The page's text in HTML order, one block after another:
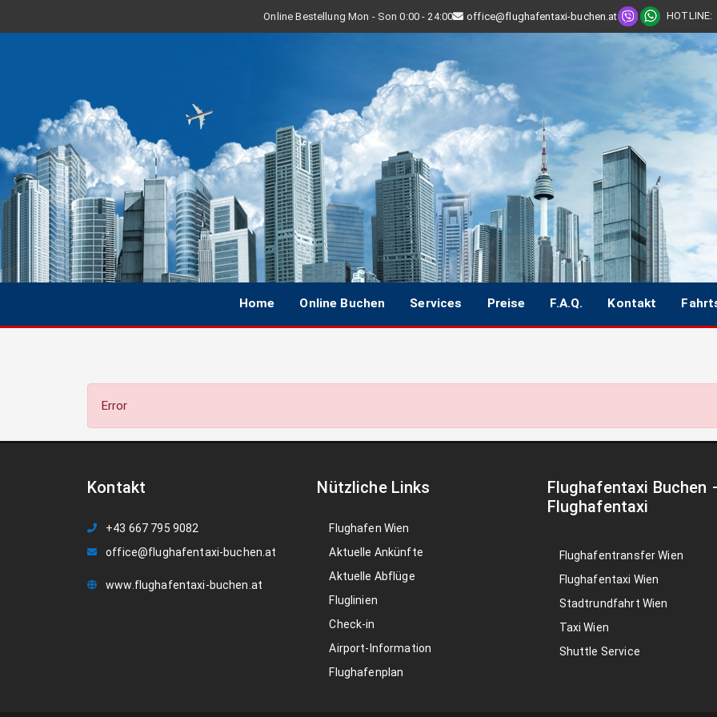
Online Bestellung Mon - Son 0:00 - 24:00 office@flughafentaxi-buchen.at HOTLINE:
Home Online Buchen Services Preise F.A.Q. Kontakt
Error
Kontakt
+43 667 795 9082
office@flughafentaxi-buchen.at
www.flughafentaxi-buchen.at
Nützliche Links
Flughafen Wien
Aktuelle Ankünfte
Aktuelle Abflüge
Fluglinien
Check-in
Airport-Information
Flughafenplan
Flughafentaxi Buchen
Flughafentaxi
Flughafentransfer Wien
Flughafentaxi Wien
Stadtrundfahrt Wien
Taxi Wien
Shuttle Service